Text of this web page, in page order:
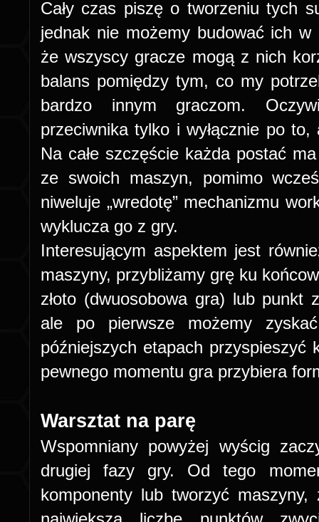
Cały czas piszę o tworzeniu tych
jednak nie możemy budować ich w
że wszyscy gracze mogą z nich
balans pomiędzy tym, co my
bardzo innym graczom.
przeciwnika tylko i wyłącznie po
Na całe szczęście każda postać
ze swoich maszyn, pomimo
niweluje „wredotę” mechanizmu
wyklucza go z gry.
Interesującym aspektem jest
maszyny, przybliżamy grę ku
złoto (dwuosobowa gra) lub punkt
ale po pierwsze możemy
późniejszych etapach
pewnego momentu gra przybiera
Warsztat na parę
Wspomniany powyżej wyścig
drugiej fazy gry. Od tego
komponenty lub tworzyć